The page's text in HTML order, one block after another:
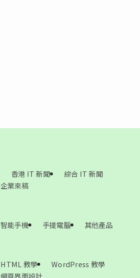
香港 IT 新聞
綜合 IT 新聞
企業來稿
智能手機 手提電腦 其他產品
HTML 教學
WordPress 教學
網頁界面設計